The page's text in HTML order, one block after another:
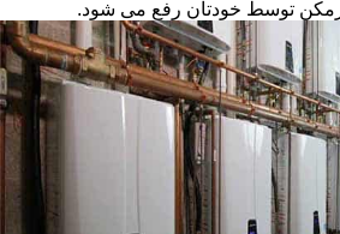
توسط خودتان رفع می شود.